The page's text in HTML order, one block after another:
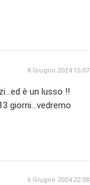
8 Giugno 2024 15:07
è un lusso !!
giorni...vedremo
6 Giugno 2024 22:08